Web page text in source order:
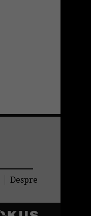
Despre